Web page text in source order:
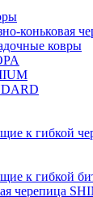
коньковая
ковры
к гибкой
к гибкой
черепица